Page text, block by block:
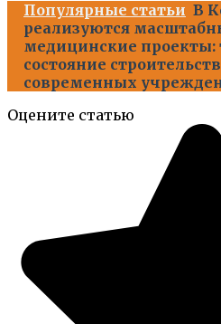
Популярные статьи В
реализуются
медицинские проекты:
состояние
современных
Оцените статью